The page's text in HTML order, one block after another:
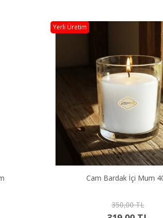
Cam Bardak İçi Mum
300,00 TL
Yerli Üretim